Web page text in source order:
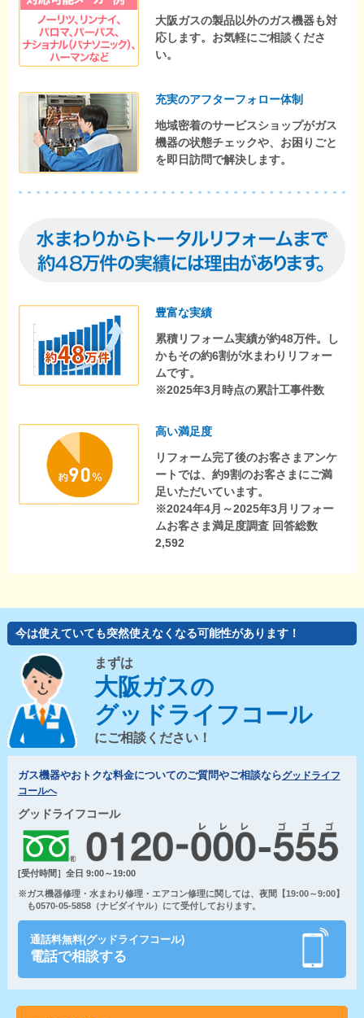
大阪ガスの製品以外のガス機器も対
応します。お気軽にご相談くださ
い。
充実のアフターフォロー体制
地域密着のサービスショップがガス
機器の状態チェックや、お困りごと
を即日訪問で解決します。
豊富な実績
累積リフォーム実績が約48万件。し
かもその約6割が水まわりリフォー
ムです。
※2025年3月時点の累計工事件数
高い満足度
リフォーム完了後のお客さまアンケ
ートでは、約9割のお客さまにご満
足いただいています。
※2024年4月～2025年3月リフォー
ムお客さま満足度調査 回答総数
2,592
今は使えていても突然使えなくなる可能性があります！
まずは
大阪ガスの
グッドライフコール
にご相談ください！
ガス機器やおトクな料金についてのご質問やご相談ならグッドライフ
コールへ
グッドライフコール
[受付時間］全日 9:00～19:00
※ガス機器修理・水まわり修理・エアコン修理に関しては、夜間【19:00～9:00】
も0570-05-5858（ナビダイヤル）にて受付しております。
通話料無料(グッドライフコール)
電話で相談する